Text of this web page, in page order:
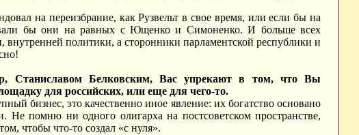
на переизбрание, как Рузвельт в свое время, или если бы на
бы они на равных с Ющенко и Симоненко. И больше всех
внутренней политики, а сторонники парламентской республики и
Станиславом Белковским, Вас упрекают в том, что Вы
для российских, или еще для чего-то.
бизнес, это качественно иное явление: их богатство основано
Не помню ни одного олигарха на постсоветском пространстве,
чтобы что-то создал «с нуля».